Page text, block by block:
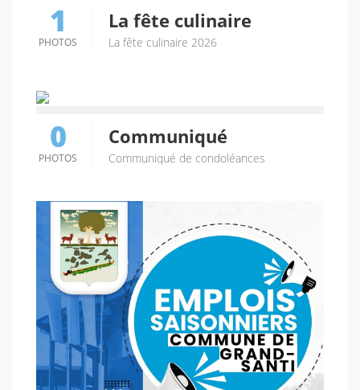
1
PHOTOS
La fête culinaire
La fête culinaire 2026
0
PHOTOS
Communiqué
Communiqué de condoléances